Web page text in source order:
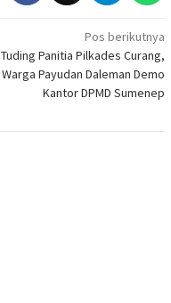
Pos berikutnya
Tuding Panitia Pilkades Curang,
Warga Payudan Daleman Demo
Kantor DPMD Sumenep